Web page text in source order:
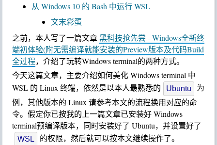
从 Windows 10 的 Bash 中运行 WSL
文末彩蛋
之前，本人写了一篇文章黑科技抢先尝 - Windows全新终
端初体验(附无需编译就能安装的Preview版本及代码Build
全过程，介绍了玩转Windows terminal的两种方式。
今天这篇文章，主要介绍如何美化 Windows terminal 中
WSL 的 Linux 终端，依然是以本人最熟悉的
Ubuntu
为
例，其他版本的 Linux 请参考本文的流程换用对应的命
令。假定你已按我的上一篇文章已安装好 Windows
terminal预编译版本，同时安装好了 Ubuntu，并设置好了
WSL 的权限，然后就可以按本文继续操作了。